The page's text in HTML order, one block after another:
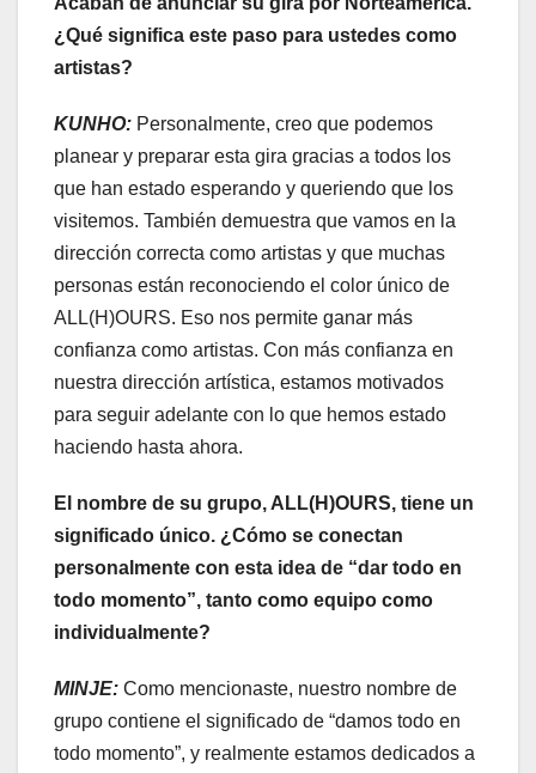
¿Qué significa este paso para ustedes como
artistas?
KUNHO: Personalmente, creo que podemos
planear y preparar esta gira gracias a todos los
que han estado esperando y queriendo que los
visitemos. También demuestra que vamos en la
dirección correcta como artistas y que muchas
personas están reconociendo el color único de
ALL(H)OURS. Eso nos permite ganar más
confianza como artistas. Con más confianza en
nuestra dirección artística, estamos motivados
para seguir adelante con lo que hemos estado
haciendo hasta ahora.
El nombre de su grupo, ALL(H)OURS, tiene un
significado único. ¿Cómo se conectan
personalmente con esta idea de “dar todo en
todo momento”, tanto como equipo como
individualmente?
MINJE: Como mencionaste, nuestro nombre de
grupo contiene el significado de “damos todo en
todo momento”, y realmente estamos dedicados a